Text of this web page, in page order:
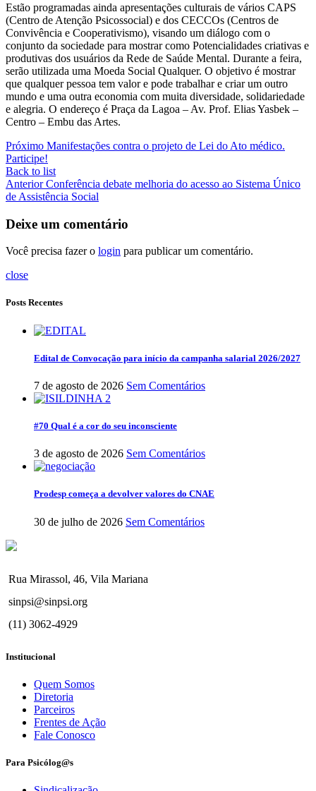
Estão programadas ainda apresentações culturais de vários CAPS
(Centro de Atenção Psicossocial) e dos CECCOs (Centros de
Convivência e Cooperativismo), visando um diálogo com o
conjunto da sociedade para mostrar como Potencialidades criativas e
produtivas dos usuários da Rede de Saúde Mental. Durante a feira,
serão utilizada uma Moeda Social Qualquer. O objetivo é mostrar
que qualquer pessoa tem valor e pode trabalhar e criar um outro
mundo e uma outra economia com muita diversidade, solidariedade
e alegria. O endereço é Praça da Lagoa – Av. Prof. Elias Yasbek –
Centro – Embu das Artes.
Próximo Manifestações contra o projeto de Lei do Ato médico.
Participe!
Back to list
Anterior Conferência debate melhoria do acesso ao Sistema Único
de Assistência Social
Deixe um comentário
Você precisa fazer o login para publicar um comentário.
close
Posts Recentes
Edital de Convocação para início da campanha salarial 2026/2027
7 de agosto de 2026 Sem Comentários
#70 Qual é a cor do seu inconsciente
3 de agosto de 2026 Sem Comentários
Prodesp começa a devolver valores do CNAE
30 de julho de 2026 Sem Comentários
Rua Mirassol, 46, Vila Mariana
sinpsi@sinpsi.org
(11) 3062-4929
Institucional
Quem Somos
Diretoria
Parceiros
Frentes de Ação
Fale Conosco
Para Psicólog@s